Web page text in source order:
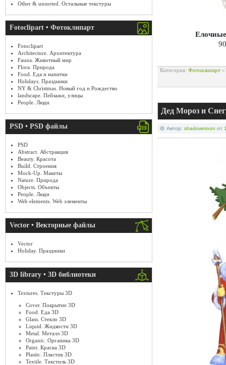
Other & unsorted. Остальные текстуры
Fotoclipart • Фотоклипарт
Fotoclipart
Architecture. Архитектура
Fauna. Животный мир
Flora. Природа
Food. Еда и напитки
Holidays. Праздники
NY & Christmas. Новый год и Рождество
landscape. Пейзажи, улицы
People. Люди
PSD • PSD файлы
PSD
Abstract. Абстракция
Beauty. Красота
Build. Строения
Mock-Up. Макеты
Nature. Природа
Objects. Объекты
People. Люди
Web elements. Web элементы
Vector • Векторные файлы
Vector
Holiday. Праздники
3D library • 3D библиотеки
Textures. Текстуры 3D
Cover. Покрытие 3D
Food. Еда 3D
Glass. Стекло 3D
Liquid. Жидкости 3D
Metal. Металл 3D
Organic. Органика 3D
Paint. Краска 3D
Plastic. Пластик 3D
Textile. Текстиль 3D
Категория: Фотоклипарт »
Дед Мороз и
Автор: shadowmoon от